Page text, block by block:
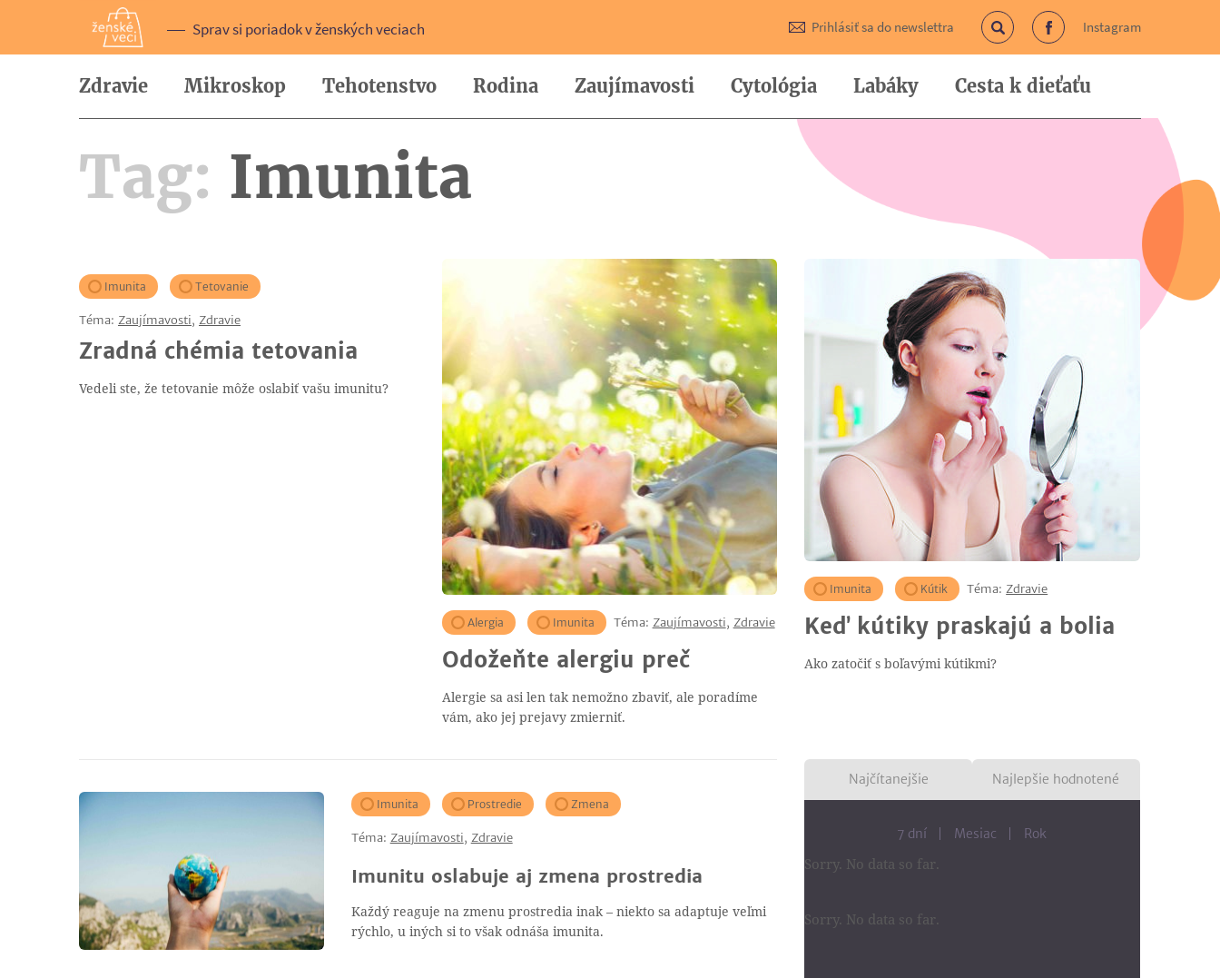
Sprav si poriadok v ženských veciach Prihlásiť sa do newslettra
VyhľadávanieFacebook
Instagram
Zdravie Mikroskop Tehotenstvo Rodina Zaujímavosti Cytológia Labáky Cesta k dieťaťu
Tag: Imunita
Imunita Tetovanie
Téma: Zaujímavosti, Zdravie
Zradná chémia tetovania
Vedeli ste, že tetovanie môže oslabiť vašu imunitu?
Alergia Imunita Téma: Zaujímavosti, Zdravie
Odožeňte alergiu preč
Alergie sa asi len tak nemožno zbaviť, ale poradíme
vám, ako jej prejavy zmierniť.
Imunita Kútik Téma:Zdravie
Keď kútiky praskajú a bolia
Ako zatočiť s boľavými kútikmi?
Imunita Prostredie Zmena
Téma: Zaujímavosti, Zdravie
Imunitu oslabuje aj zmena prostredia
Každý reaguje na zmenu prostredia inak – niekto sa adaptuje veľmi
rýchlo, u iných si to však odnáša imunita.
Najčítanejšie Najlepšie hodnotené
7 dní Mesiac Rok
Sorry. No data so far.
Sorry. No data so far.